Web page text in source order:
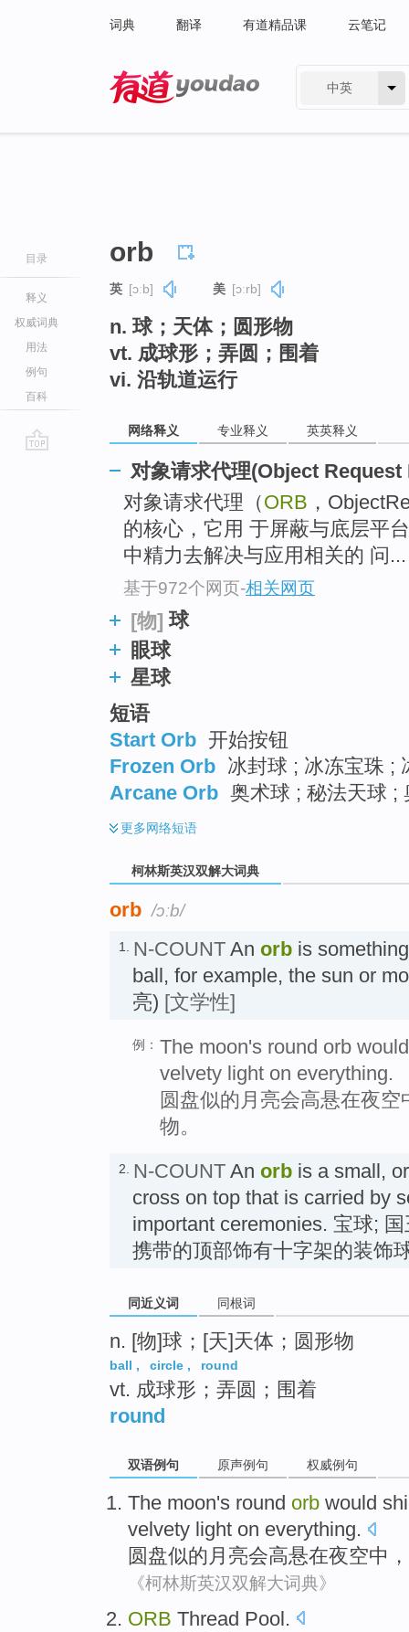
词典 翻译 有道精品课 云笔记
中英
目录
释义
权威词典
用法
例句
百科
orb
英 [ɔːb] 美 [ɔːrb]
n. 球；天体；圆形物
vt. 成球形；弄圆；围着
vi. 沿轨道运行
网络释义 专业释义 英英释义
对象请求代理(Object
对象请求代理（ORB ，
的核心，它用 于屏蔽与底层平
中精力去解决与应用相关的 问...
基于972个网页-相关网页
[物] 球
眼球
星球
短语
Start Orb 开始按钮
Frozen Orb 冰封球 ; 冰冻宝珠 ;
Arcane Orb 奥术球 ; 秘法天球 ;
更多网络短语
柯林斯英汉双解大词典
orb /ɔːb/
1. N-COUNT An orb is
ball, for example, the sun or
亮) [文学性]
例： The moon's round orb
velvety light on everything.
圆盘似的月亮会高悬在夜
物。
2. N-COUNT An orb is a small,
cross on top that is carried by
important ceremonies. 宝球;
携带的顶部饰有十字架的装饰
同近义词 同根词
n. [物]球；[天]天体；圆形物
ball , circle , round
vt. 成球形；弄圆；围着
round
双语例句 原声例句 权威例句
The moon's round orb would
velvety light on everything.
圆盘似的 月亮会高悬在夜空中
《柯林斯英汉双解大词典》
ORB Thread Pool.